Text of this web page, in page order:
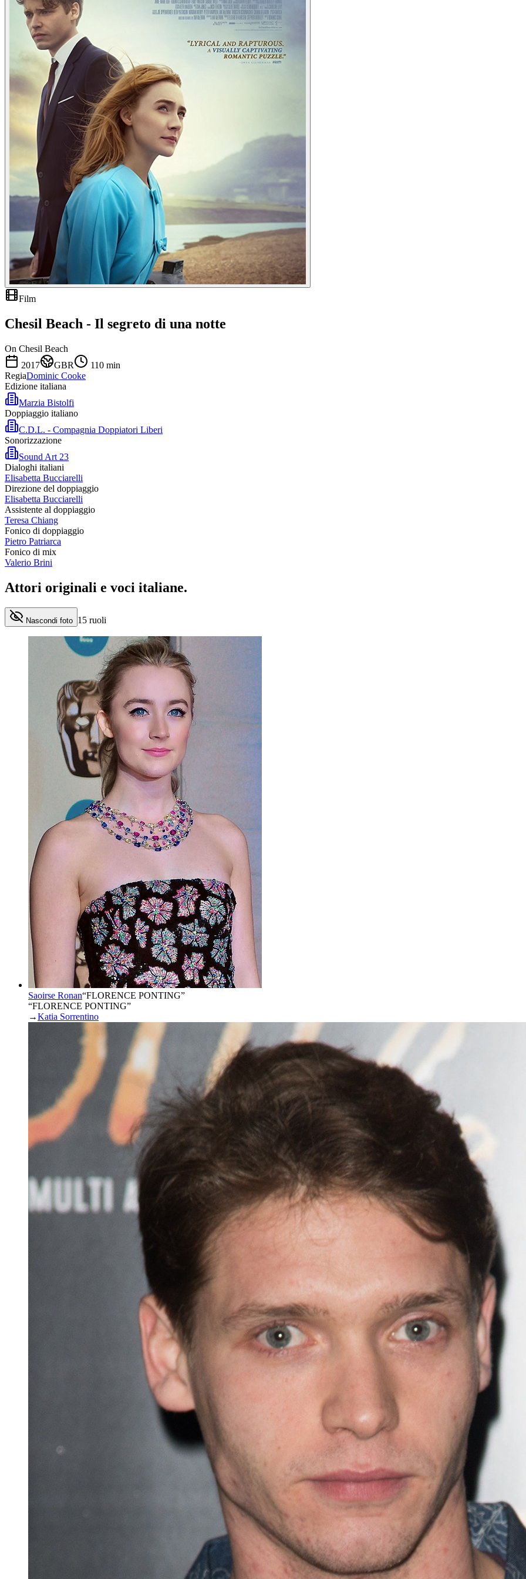
Film
Chesil Beach - Il segreto di una notte
On Chesil Beach
2017
GBR 110 min
RegiaDominic Cooke
Edizione italiana
Marzia Bistolfi
Doppiaggio italiano
C.D.L. - Compagnia Doppiatori Liberi
Sonorizzazione
Sound Art 23
Dialoghi italiani
Elisabetta Bucciarelli
Direzione del doppiaggio
Elisabetta Bucciarelli
Assistente al doppiaggio
Teresa Chiang
Fonico di doppiaggio
Pietro Patriarca
Fonico di mix
Valerio Brini
Attori originali e voci italiane.
Nascondi foto 15 ruoli
Saoirse Ronan“FLORENCE PONTING”
“FLORENCE PONTING”
→Katia Sorrentino